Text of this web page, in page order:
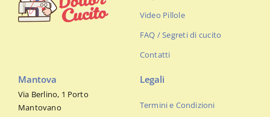
Video Pillole
FAQ / Segreti di cucito
Contatti
Mantova
Via Berlino, 1 Porto
Mantovano
Legali
Termini e Condizioni